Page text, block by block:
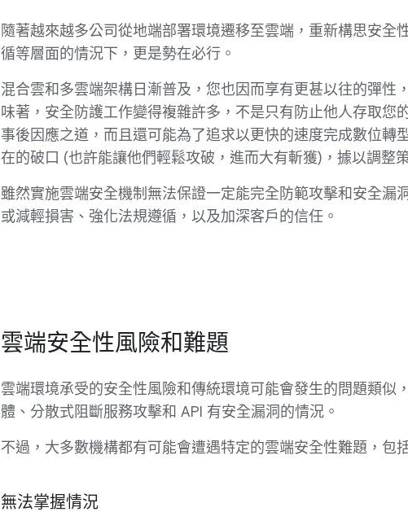
隨著越來越多公司從地端部署環境遷移至雲端，重新構思安
循等層面的情況下，更是勢在必行。
混合雲和多雲端架構日漸普及，您也因而享有更甚以往的彈
味著，安全防護工作變得複雜許多，不是只有防止他人存取
事後因應之道，而且還可能為了追求以更快的速度完成數位
在的破口 (也許能讓他們輕鬆攻破，進而大有斬獲)，據以調整
雖然實施雲端安全機制無法保證一定能完全防範攻擊和安全
或減輕損害、強化法規遵循，以及加深客戶的信任。
雲端安全性風險和難題
雲端環境承受的安全性風險和傳統環境可能會發生的問題類
體、分散式阻斷服務攻擊和 API 有安全漏洞的情況。
不過，大多數機構都有可能會遭遇特定的雲端安全性難題，包
無法掌握情況